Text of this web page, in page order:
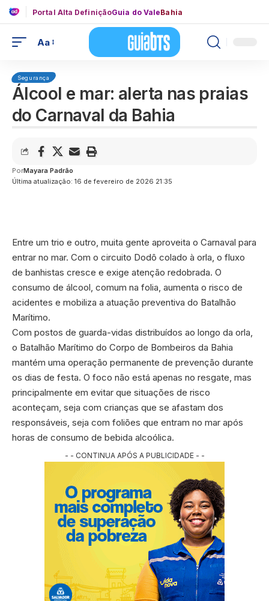
Portal Alta DefiniçãoGuia do ValeBahia
Aa
Segurança
Álcool e mar: alerta nas praias
do Carnaval da Bahia
Última atualização: 16 de fevereiro de 2026 21:35
PorMayara Padrão
Entre um trio e outro, muita gente aproveita o Carnaval para
entrar no mar. Com o circuito Dodô colado à orla, o fluxo
de banhistas cresce e exige atenção redobrada. O
consumo de álcool, comum na folia, aumenta o risco de
acidentes e mobiliza a atuação preventiva do Batalhão
Marítimo.
Com postos de guarda-vidas distribuídos ao longo da orla,
o Batalhão Marítimo do Corpo de Bombeiros da Bahia
mantém uma operação permanente de prevenção durante
os dias de festa. O foco não está apenas no resgate, mas
principalmente em evitar que situações de risco
aconteçam, seja com crianças que se afastam dos
responsáveis, seja com foliões que entram no mar após
horas de consumo de bebida alcoólica.
- - CONTINUA APÓS A PUBLICIDADE - -